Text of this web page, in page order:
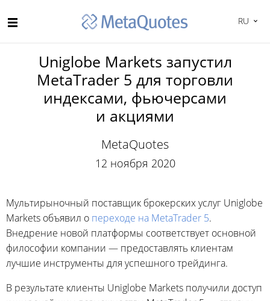
RU
Uniglobe Markets запустил
MetaTrader 5 для торговли
индексами, фьючерсами
и акциями
MetaQuotes
12 ноября 2020
Мультирыночный поставщик брокерских услуг Uniglobe
Markets объявил о переходе на MetaTrader 5.
Внедрение новой платформы соответствует основной
философии компании — предоставлять клиентам
лучшие инструменты для успешного трейдинга.
В результате клиенты Uniglobe Markets получили доступ